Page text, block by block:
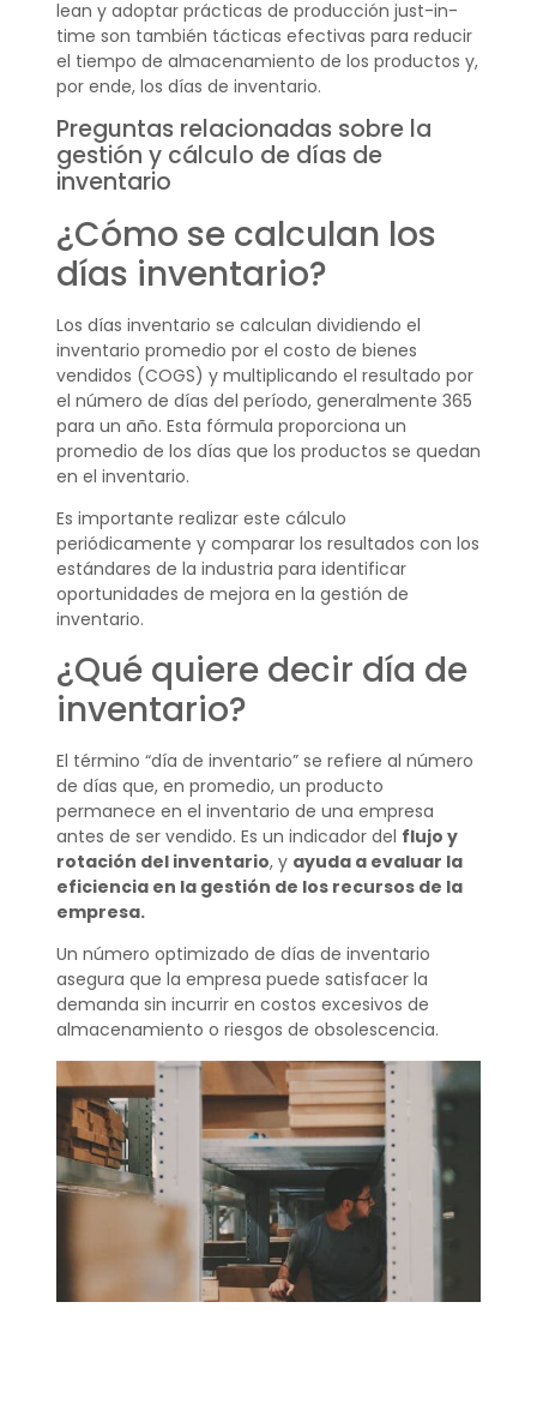
lean y adoptar prácticas de producción just-in-
time son también tácticas efectivas para reducir
el tiempo de almacenamiento de los productos y,
por ende, los días de inventario.
Preguntas relacionadas sobre la
gestión y cálculo de días de
inventario
¿Cómo se calculan los
días inventario?
Los días inventario se calculan dividiendo el
inventario promedio por el costo de bienes
vendidos (COGS) y multiplicando el resultado por
el número de días del período, generalmente 365
para un año. Esta fórmula proporciona un
promedio de los días que los productos se quedan
en el inventario.
Es importante realizar este cálculo
periódicamente y comparar los resultados con los
estándares de la industria para identificar
oportunidades de mejora en la gestión de
inventario.
¿Qué quiere decir día de
inventario?
El término “día de inventario” se refiere al número
de días que, en promedio, un producto
permanece en el inventario de una empresa
antes de ser vendido. Es un indicador del flujo y
rotación del inventario, y ayuda a evaluar la
eficiencia en la gestión de los recursos de la
empresa.
Un número optimizado de días de inventario
asegura que la empresa puede satisfacer la
demanda sin incurrir en costos excesivos de
almacenamiento o riesgos de obsolescencia.